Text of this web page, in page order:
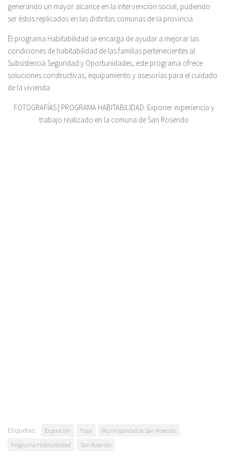
generando un mayor alcance en la intervención social, pudiendo
ser éstos replicados en las distintas comunas de la provincia.
El programa Habitabilidad se encarga de ayudar a mejorar las
condiciones de habitabilidad de las familias pertenecientes al
Subsistencia Seguridad y Oportunidades, este programa ofrece
soluciones constructivas, equipamiento y asesorías para el cuidado
de la vivienda.
FOTOGRAFÍAS | PROGRAMA HABITABILIDAD: Exponer experiencia y
trabajo realizado en la comuna de San Rosendo
Etiquetas: Exposición Fosis
Municipalidad de San Rosendo
Programa Habitabilidad
San Rosendo